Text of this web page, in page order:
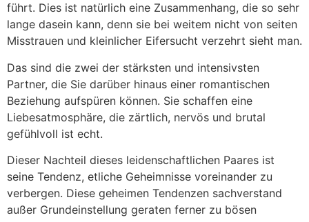
führt. Dies ist natürlich eine Zusammenhang, die so sehr
lange dasein kann, denn sie bei weitem nicht von seiten
Misstrauen und kleinlicher Eifersucht verzehrt sieht man.
Das sind die zwei der stärksten und intensivsten
Partner, die Sie darüber hinaus einer romantischen
Beziehung aufspüren können. Sie schaffen eine
Liebesatmosphäre, die zärtlich, nervös und brutal
gefühlvoll ist echt.
Dieser Nachteil dieses leidenschaftlichen Paares ist
seine Tendenz, etliche Geheimnisse voreinander zu
verbergen. Diese geheimen Tendenzen sachverstand
außer Grundeinstellung geraten ferner zu bösen